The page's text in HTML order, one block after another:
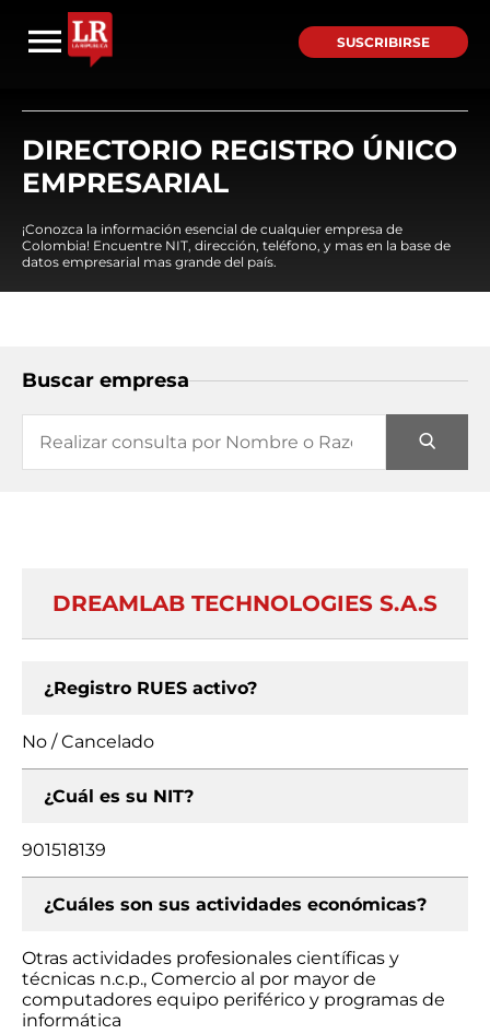
SUSCRIBIRSE
DIRECTORIO REGISTRO ÚNICO
EMPRESARIAL
¡Conozca la información esencial de cualquier empresa de
Colombia! Encuentre NIT, dirección, teléfono, y mas en la base de
datos empresarial mas grande del país.
Buscar empresa
DREAMLAB TECHNOLOGIES S.A.S
¿Registro RUES activo?
No / Cancelado
¿Cuál es su NIT?
901518139
¿Cuáles son sus actividades económicas?
Otras actividades profesionales científicas y
técnicas n.c.p., Comercio al por mayor de
computadores equipo periférico y programas de
informática